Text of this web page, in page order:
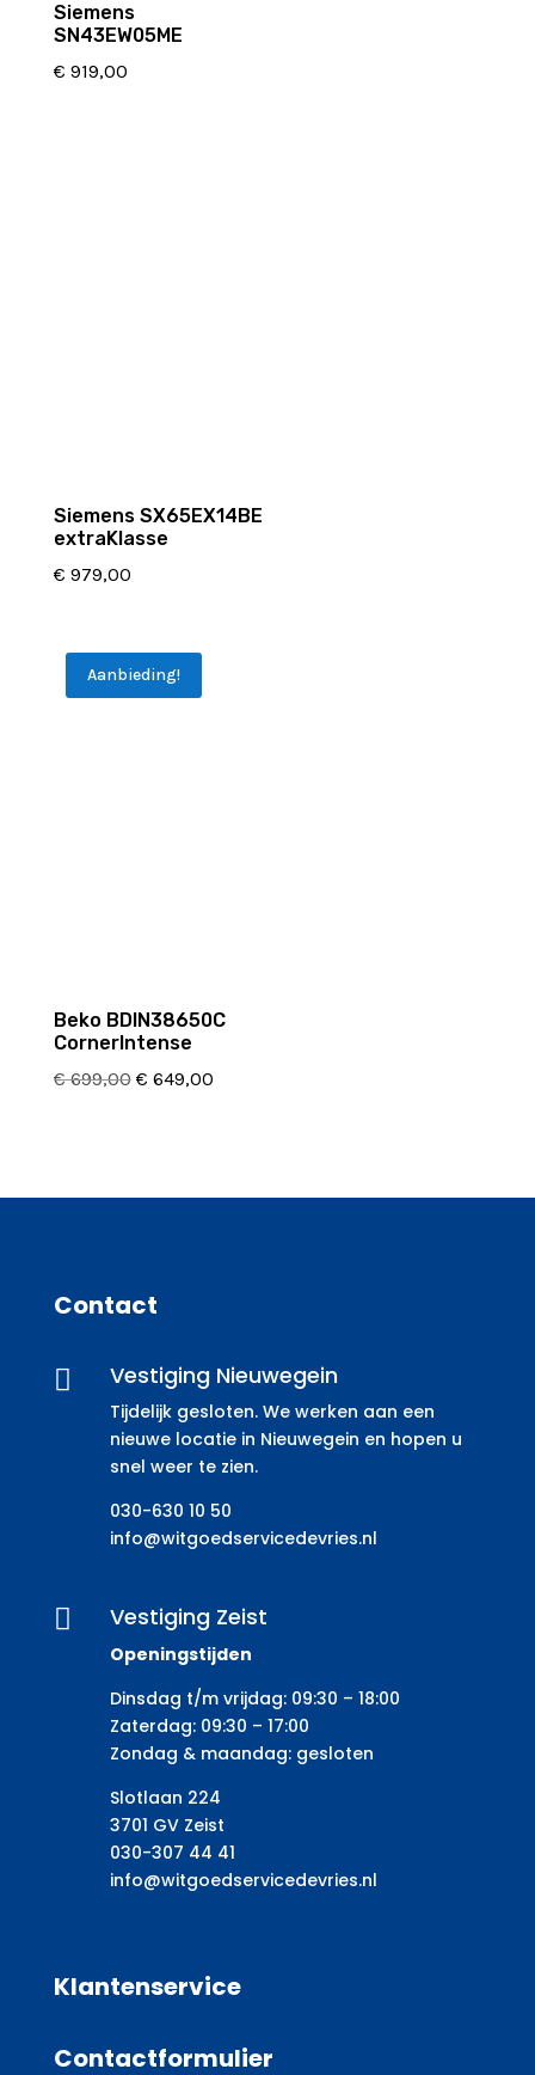
Siemens
SN43EW05ME
€ 919,00
Siemens SX65EX14BE
extraKlasse
€ 979,00
Aanbieding!
Beko BDIN38650C
CornerIntense
€699,00 Oorspronkelijke
€ 649,00Huidige
Contact
 Vestiging Nieuwegein
Tijdelijk gesloten. We werken aan een
nieuwe locatie in Nieuwegein en hopen u
snel weer te zien.
030-630 10 50
info@witgoedservicedevries.nl
 Vestiging Zeist
Openingstijden
Dinsdag t/m vrijdag: 09:30 – 18:00
Zaterdag: 09:30 – 17:00
Zondag & maandag: gesloten
Slotlaan 224
3701 GV Zeist
030-307 44 41
info@witgoedservicedevries.nl
Klantenservice
Contactformulier